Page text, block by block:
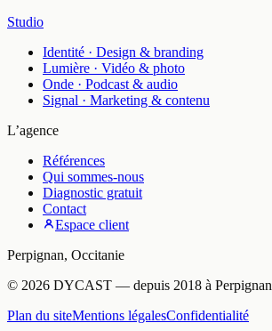
Studio
Identité · Design & branding
Lumière · Vidéo & photo
Onde · Podcast & audio
Signal · Marketing & contenu
L’agence
Références
Qui sommes-nous
Diagnostic gratuit
Contact
Espace client
Perpignan, Occitanie
© 2026 DYCAST — depuis 2018 à Perpignan
Plan du siteMentions légalesConfidentialité